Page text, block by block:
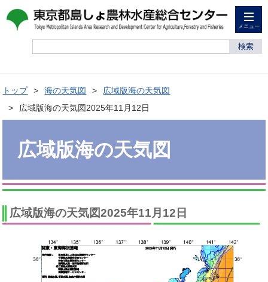
メニュー
検索
トップ 海の天気図
広域版海の天気図
広域版海の天気図2025年11月12日
広域版海の天気図
広域版海の天気図2025年11月12日